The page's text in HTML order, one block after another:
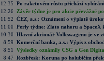
12:35 Po raketovém růstu přichází
12:26
Závěr týdne je pro akcie převážně
11:52 ČEZ, a.s.: Oznámení o výplatě
11:00 Perly týdne: Zlato nahoru a SpaceX
10:30 Hlavní akcionář Volkswagenu je ve
8:59 Komerční banka, a.s.: Výpis z
8:51
Výsledky oznámily CSG a Gen
8:47 Rozbřesk: Koruna po holubičím